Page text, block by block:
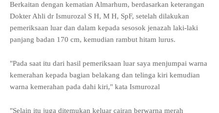
Berkaitan dengan kematian Almarhum, berdasarkan keterangan
Dokter Ahli dr Ismurozal S H, M H, SpF, setelah dilakukan
pemeriksaan luar dan dalam kepada sesosok jenazah laki-laki
panjang badan 170 cm, kemudian rambut hitam lurus.
"Pada saat itu dari hasil pemeriksaan luar saya menjumpai warna
kemerahan kepada bagian belakang dan telinga kiri kemudian
warna kemerahan pada dahi kiri," kata Ismurozal
"Selain itu juga ditemukan keluar cairan berwarna merah